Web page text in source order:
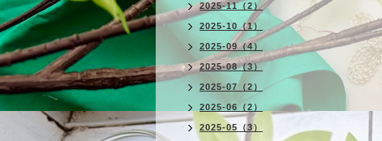
2025-11（2）
2025-10（1）
2025-09（4）
2025-08（3）
2025-07（2）
2025-06（2）
2025-05（3）